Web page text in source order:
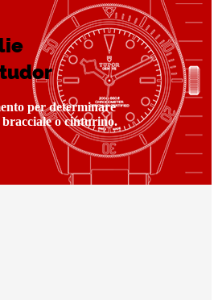
per determinare
o cinturino.